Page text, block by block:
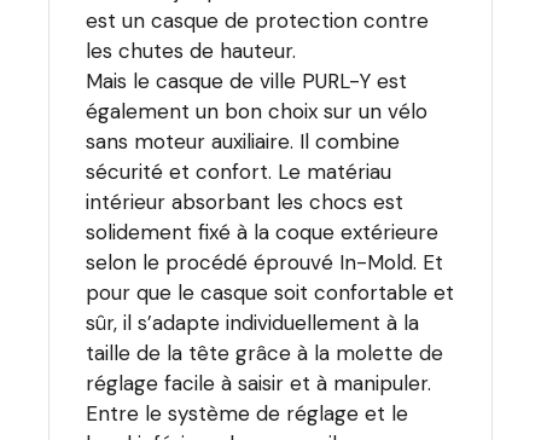
est un casque de protection contre
les chutes de hauteur.
Mais le casque de ville PURL-Y est
également un bon choix sur un vélo
sans moteur auxiliaire. Il combine
sécurité et confort. Le matériau
intérieur absorbant les chocs est
solidement fixé à la coque extérieure
selon le procédé éprouvé In-Mold. Et
pour que le casque soit confortable et
sûr, il s’adapte individuellement à la
taille de la tête grâce à la molette de
réglage facile à saisir et à manipuler.
Entre le système de réglage et le